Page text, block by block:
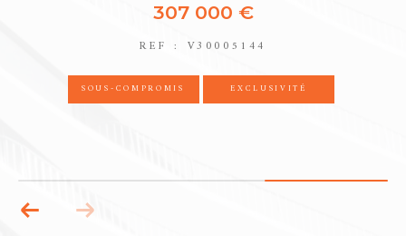
307 000 €
REF : V30005144
SOUS-COMPROMIS EXCLUSIVITÉ